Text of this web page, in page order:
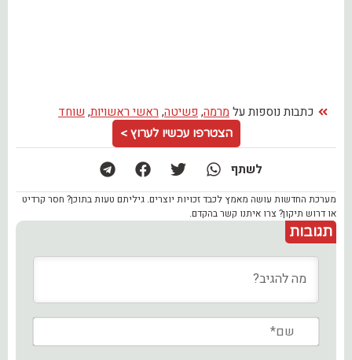
כתבות נוספות על מרמה, פשיטה, ראשי ראשויות, שוחד
הצטרפו עכשיו לערוץ >
לשתף
מערכת החדשות עושה מאמץ לכבד זכויות יוצרים. גיליתם טעות בתוכן? חסר קרדיט
או דרוש תיקון? צרו איתנו קשר בהקדם.
תגובות